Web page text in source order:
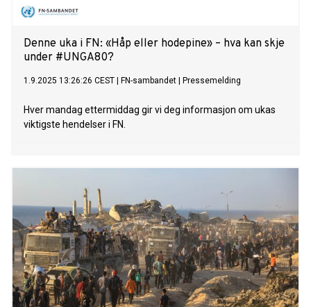
Denne uka i FN: «Håp eller hodepine» – hva kan skje
under #UNGA80?
1.9.2025 13:26:26 CEST FN-sambandet Pressemelding
Hver mandag ettermiddag gir vi deg informasjon om ukas
viktigste hendelser i FN.